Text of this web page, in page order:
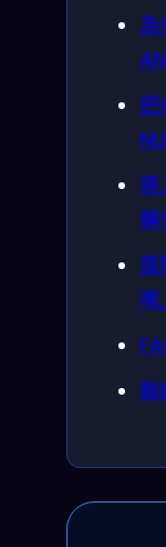
為
把
導
轉
風
嘴
聯